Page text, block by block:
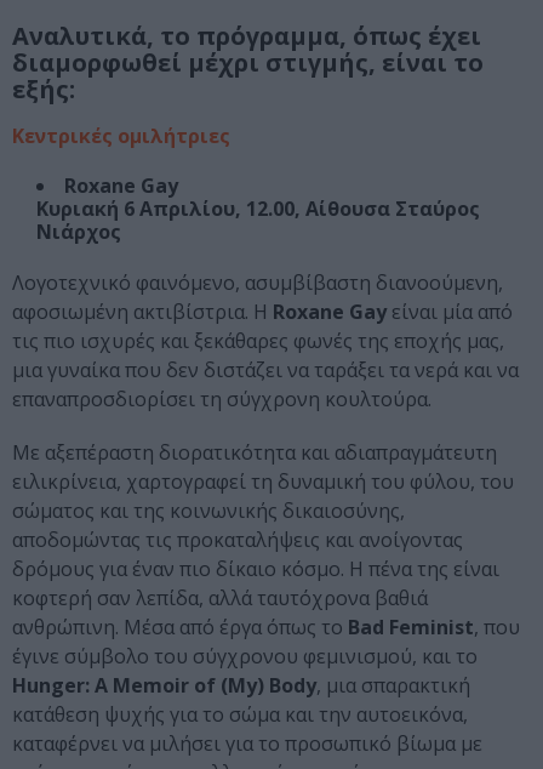
Aναλυτικά, το πρόγραμμα, όπως έχει
διαμορφωθεί μέχρι στιγμής, είναι το
εξής:
Κεντρικές ομιλήτριες
Roxane Gay
Κυριακή 6 Απριλίου, 12.00, Αίθουσα Σταύρος
Νιάρχος
Λογοτεχνικό φαινόμενο, ασυμβίβαστη διανοούμενη,
αφοσιωμένη ακτιβίστρια. Η Roxane Gay είναι μία από
τις πιο ισχυρές και ξεκάθαρες φωνές της εποχής μας,
μια γυναίκα που δεν διστάζει να ταράξει τα νερά και να
επαναπροσδιορίσει τη σύγχρονη κουλτούρα.
Με αξεπέραστη διορατικότητα και αδιαπραγμάτευτη
ειλικρίνεια, χαρτογραφεί τη δυναμική του φύλου, του
σώματος και της κοινωνικής δικαιοσύνης,
αποδομώντας τις προκαταλήψεις και ανοίγοντας
δρόμους για έναν πιο δίκαιο κόσμο. Η πένα της είναι
κοφτερή σαν λεπίδα, αλλά ταυτόχρονα βαθιά
ανθρώπινη. Μέσα από έργα όπως το Bad Feminist, που
έγινε σύμβολο του σύγχρονου φεμινισμού, και το
Hunger: A Memoir of (My) Body, μια σπαρακτική
κατάθεση ψυχής για το σώμα και την αυτοεικόνα,
καταφέρνει να μιλήσει για το προσωπικό βίωμα με